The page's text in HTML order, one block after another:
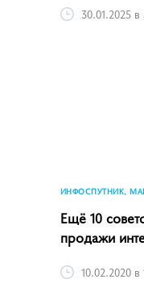
30.01.2025 в
ИНФОСПУТНИК,
Ещё 10
продажи
10.02.2020 в